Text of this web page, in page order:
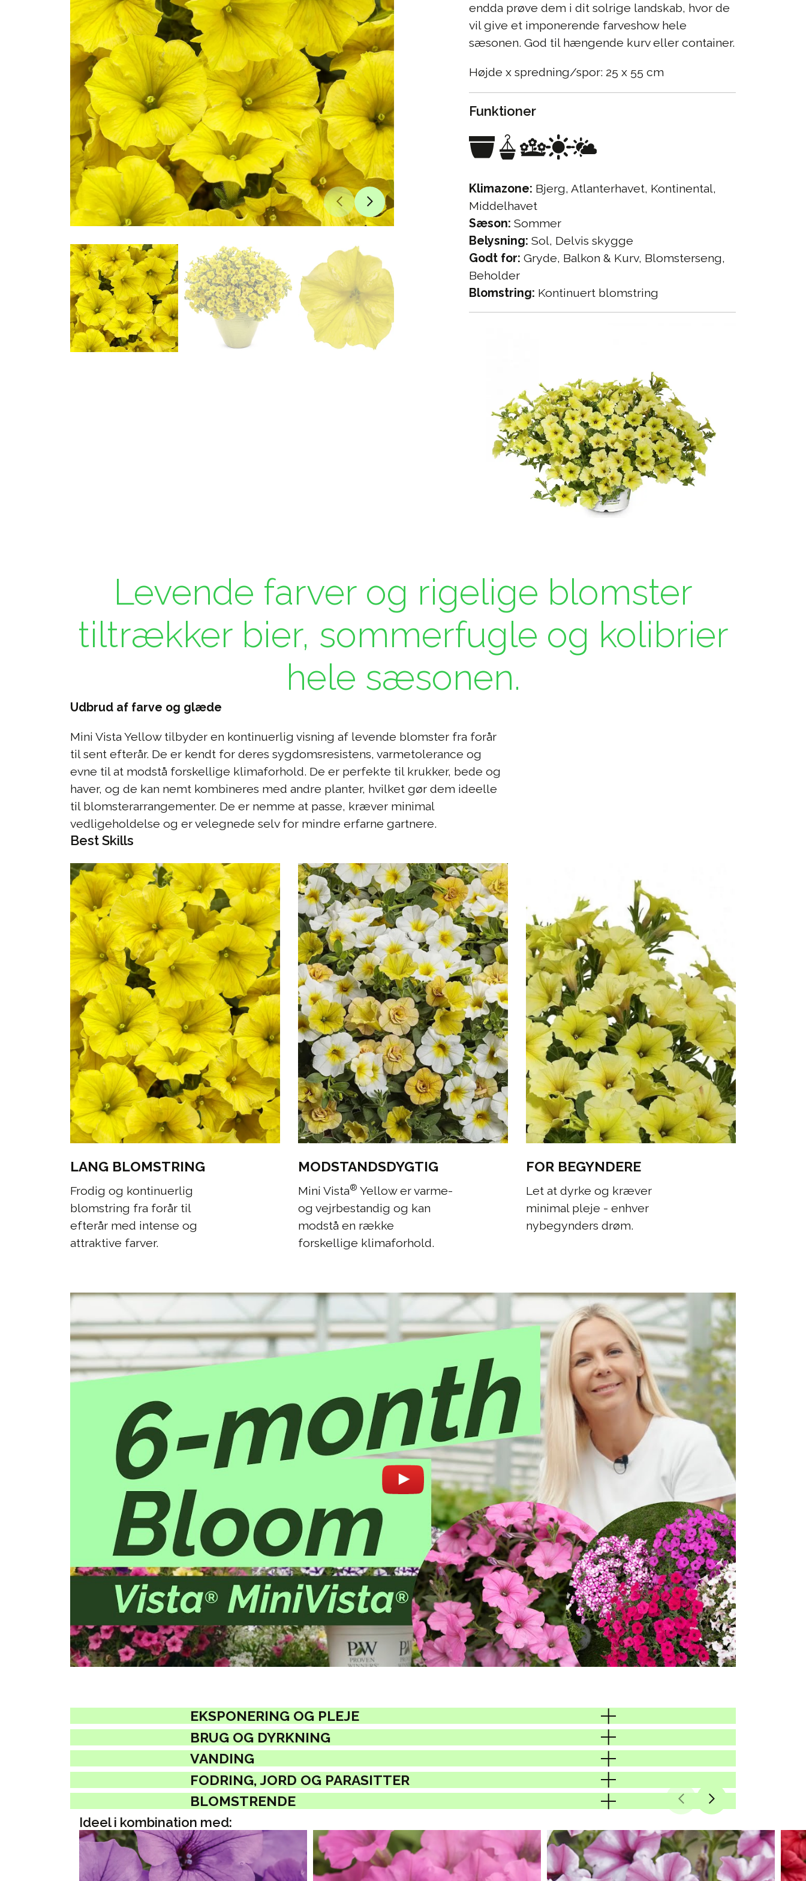
endda prøve dem i dit solrige landskab, hvor de
vil give et imponerende farveshow hele
sæsonen. God til hængende kurv eller container.
Højde x spredning/spor: 25 x 55 cm
Funktioner
Klimazone: Bjerg, Atlanterhavet, Kontinental,
Middelhavet
Sæson: Sommer
Belysning: Sol, Delvis skygge
Godt for: Gryde, Balkon & Kurv, Blomsterseng,
Beholder
Blomstring: Kontinuert blomstring
Levende farver og rigelige blomster
tiltrækker bier, sommerfugle og kolibrier
hele sæsonen.
Udbrud af farve og glæde
Mini Vista Yellow tilbyder en kontinuerlig visning af levende blomster fra forår
til sent efterår. De er kendt for deres sygdomsresistens, varmetolerance og
evne til at modstå forskellige klimaforhold. De er perfekte til krukker, bede og
haver, og de kan nemt kombineres med andre planter, hvilket gør dem ideelle
til blomsterarrangementer. De er nemme at passe, kræver minimal
vedligeholdelse og er velegnede selv for mindre erfarne gartnere.
Best Skills
LANG BLOMSTRING
Frodig og kontinuerlig
blomstring fra forår til
efterår med intense og
attraktive farver.
MODSTANDSDYGTIG
Mini Vista® Yellow er varme-
og vejrbestandig og kan
modstå en række
forskellige klimaforhold.
FOR BEGYNDERE
Let at dyrke og kræver
minimal pleje - enhver
nybegynders drøm.
EKSPONERING OG PLEJE
BRUG OG DYRKNING
VANDING
FODRING, JORD OG PARASITTER
BLOMSTRENDE
Ideel i kombination med: